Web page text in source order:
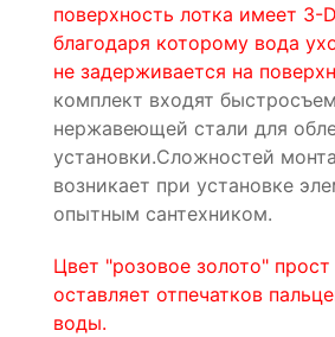
поверхность лотка имеет 3-
благодаря которому вода
не задерживается на
комплект входят
нержавеющей стали для
установки.Сложностей
возникает при установке
опытным сантехником.
Цвет "розовое золото"
оставляет отпечатков
воды.